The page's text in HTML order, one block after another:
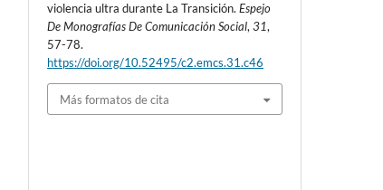
violencia ultra durante La Transición.Espejo
De Monografías De Comunicación Social,31,
57-78.
https://doi.org/10.52495/c2.emcs.31.c46
Más formatos de cita